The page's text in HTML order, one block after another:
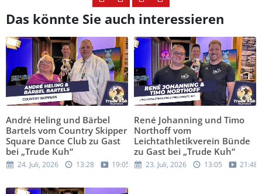
Das könnte Sie auch interessieren
André Heling und Bärbel
Bartels vom Country Skipper
Square Dance Club zu Gast
bei „Trude Kuh“
24. Juli, 2026 13:28 19:05
René Johanning und Timo
Northoff vom
Leichtathletikverein Bünde
zu Gast bei „Trude Kuh“
23. Juli, 2026 13:05 21:48